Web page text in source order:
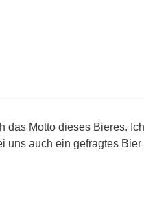
Motto dieses Bieres.
auch ein gefragtes